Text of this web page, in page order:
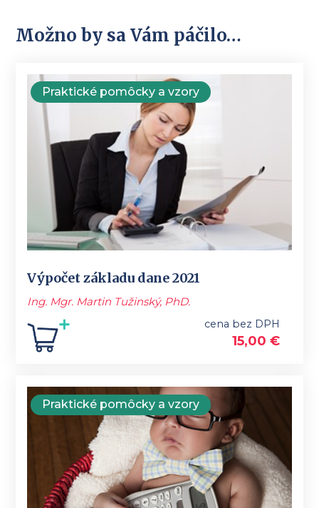
Možno by sa Vám páčilo…
Praktické pomôcky a vzory
Výpočet základu dane 2021
Ing. Mgr. Martin Tužinský, PhD.
cena bez DPH
15,00 €
Praktické pomôcky a vzory